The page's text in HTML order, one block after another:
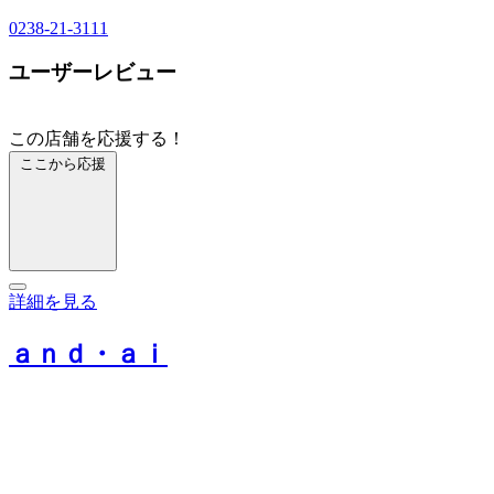
0238-21-3111
ユーザーレビュー
この店舗を応援する！
ここから応援
詳細を見る
ａｎｄ・ａｉ